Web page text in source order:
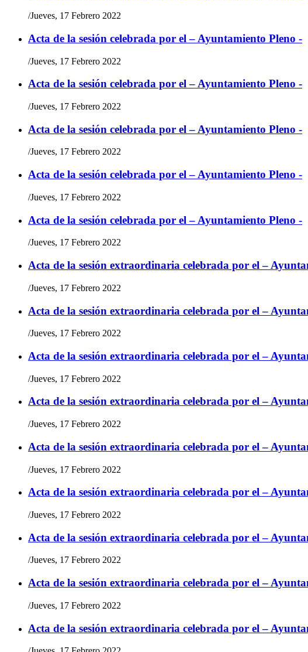
/Jueves, 17 Febrero 2022
Acta de la sesión celebrada por el – Ayuntamiento Pleno -
/Jueves, 17 Febrero 2022
Acta de la sesión celebrada por el – Ayuntamiento Pleno -
/Jueves, 17 Febrero 2022
Acta de la sesión celebrada por el – Ayuntamiento Pleno -
/Jueves, 17 Febrero 2022
Acta de la sesión celebrada por el – Ayuntamiento Pleno -
/Jueves, 17 Febrero 2022
Acta de la sesión celebrada por el – Ayuntamiento Pleno -
/Jueves, 17 Febrero 2022
Acta de la sesión extraordinaria celebrada por el –
/Jueves, 17 Febrero 2022
Acta de la sesión extraordinaria celebrada por el –
/Jueves, 17 Febrero 2022
Acta de la sesión extraordinaria celebrada por el –
/Jueves, 17 Febrero 2022
Acta de la sesión extraordinaria celebrada por el –
/Jueves, 17 Febrero 2022
Acta de la sesión extraordinaria celebrada por el –
/Jueves, 17 Febrero 2022
Acta de la sesión extraordinaria celebrada por el –
/Jueves, 17 Febrero 2022
Acta de la sesión extraordinaria celebrada por el –
/Jueves, 17 Febrero 2022
Acta de la sesión extraordinaria celebrada por el –
/Jueves, 17 Febrero 2022
Acta de la sesión extraordinaria celebrada por el –